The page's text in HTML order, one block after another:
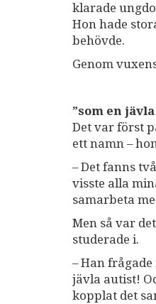
klarade
Hon hade
behövde.
Genom
”som en
Det var först
ett namn –
– Det fanns
visste alla
samarbeta
Men så var
studerade i.
– Han
jävla autist!
kopplat det